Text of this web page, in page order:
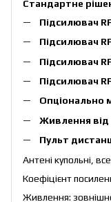
Стандартне
Підсилювач
Підсилювач
Підсилювач
Підсилювач
Опціонально
Живлення від
Пульт
Антені купольні,
Коефіцієнт
Живлення: